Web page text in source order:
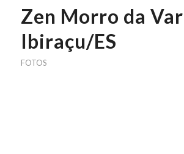
Zen Morro da
Ibiraçu/ES
FOTOS